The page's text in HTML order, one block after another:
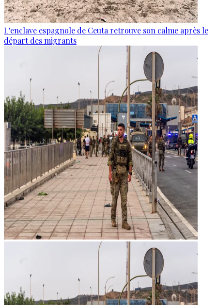
L'enclave espagnole de Ceuta retrouve son calme après le
départ des migrants